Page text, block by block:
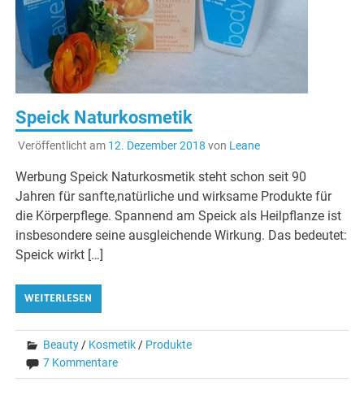
Speick Naturkosmetik
Veröffentlicht am 12. Dezember 2018 von Leane
Werbung Speick Naturkosmetik steht schon seit 90
Jahren für sanfte,natürliche und wirksame Produkte für
die Körperpflege. Spannend am Speick als Heilpflanze ist
insbesondere seine ausgleichende Wirkung. Das bedeutet:
Speick wirkt […]
WEITERLESEN
Beauty/ Kosmetik/ Produkte
7 Kommentare